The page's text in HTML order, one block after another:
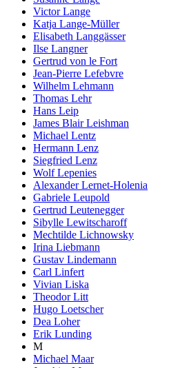
Victor Lange
Katja Lange-Müller
Elisabeth Langgässer
Ilse Langner
Gertrud von le Fort
Jean-Pierre Lefebvre
Wilhelm Lehmann
Thomas Lehr
Hans Leip
James Blair Leishman
Michael Lentz
Hermann Lenz
Siegfried Lenz
Wolf Lepenies
Alexander Lernet-Holenia
Gabriele Leupold
Gertrud Leutenegger
Sibylle Lewitscharoff
Mechtilde Lichnowsky
Irina Liebmann
Gustav Lindemann
Carl Linfert
Vivian Liska
Theodor Litt
Hugo Loetscher
Dea Loher
Erik Lunding
M
Michael Maar